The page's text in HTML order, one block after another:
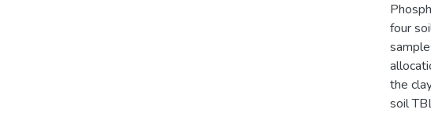
four
the
soil